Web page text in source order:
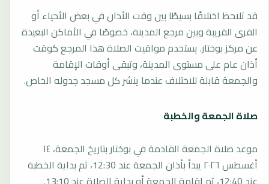
قد تلاحظ اختلافًا بسيطًا بين وقت الأذان في بعض الأحياء أو
القرى القريبة وبين مرجع المدينة، خصوصًا في الأماكن البعيدة
عن مركز بوختار. يستخدم مواقيت الصلاة هذا المرجع كوقت
أذان عام على مستوى المدينة، وتبقى أوقات الإقامة
والجمعة قابلة للاختلاف عندما ينشر كل مسجد جدوله الخاص.
صلاة الجمعة والخطبة
موعد صلاة الجمعة القادمة في بوختار بتاريخ الجمعة، ١٤
أغسطس ٢٠٢٦ يبدأ بأذان الجمعة عند 12:30، ثم بداية الخطبة